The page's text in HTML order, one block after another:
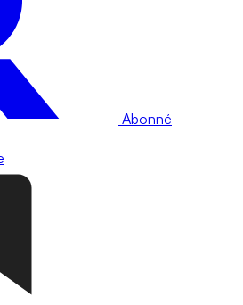
Abonné